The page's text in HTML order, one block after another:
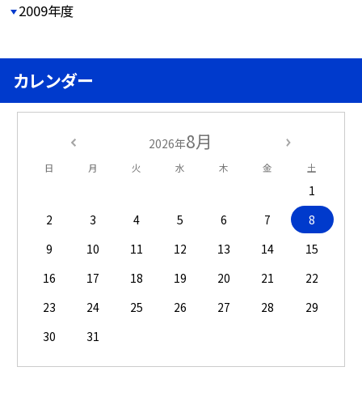
2009年度
カレンダー
2026年8月
日 月 火 水 木 金 土
1
2
3 4 5 6 7
8
9
10 11 12 13 14
15
16
17 18 19 20 21
22
23
24 25 26 27 28
29
30
31